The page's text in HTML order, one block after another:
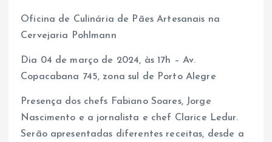
Oficina de Culinária de Pães Artesanais na
Cervejaria Pohlmann
Dia 04 de março de 2024, às 17h – Av.
Copacabana 745, zona sul de Porto Alegre
Presença dos chefs Fabiano Soares, Jorge
Nascimento e a jornalista e chef Clarice Ledur.
Serão apresentadas diferentes receitas, desde a